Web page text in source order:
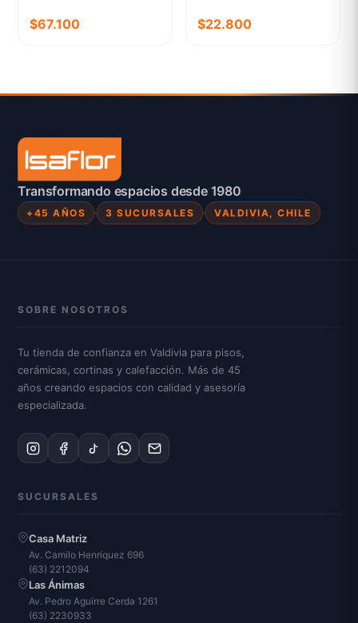
$67.100 $22.800
Transformando espacios desde 1980
+45 AÑOS 3 SUCURSALES VALDIVIA, CHILE
SOBRE NOSOTROS
Tu tienda de confianza en Valdivia para pisos,
cerámicas, cortinas y calefacción. Más de 45
años creando espacios con calidad y asesoría
especializada.
SUCURSALES
Casa Matriz
Av. Camilo Henríquez 696
(63) 2212094
Las Ánimas
Av. Pedro Aguirre Cerda 1261
(63) 2230933